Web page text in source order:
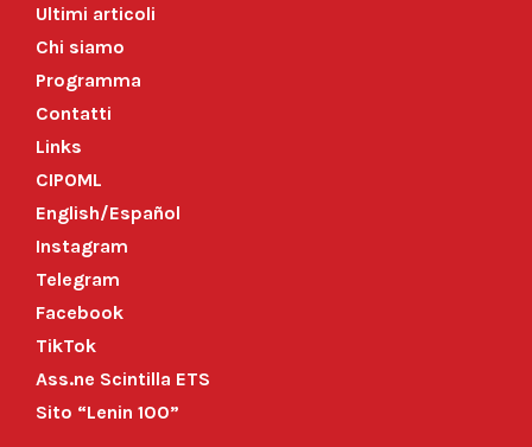
Ultimi articoli
Chi siamo
Programma
Contatti
Links
CIPOML
English/Español
Instagram
Telegram
Facebook
TikTok
Ass.ne Scintilla ETS
Sito “Lenin 100”